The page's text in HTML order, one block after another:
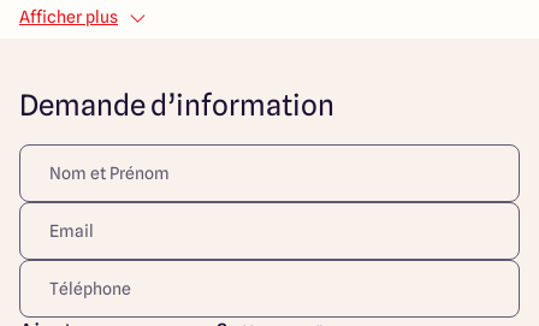
La maison à construire est un modèle traditionnel de 95
s'adapte parfaitement aux besoins des familles. La pièce
bons moments ensemble. Vous bénéficierez également
d'un garage de 20 m² attenant, pratique pour protéger
votre véhicule ou pour un espace de rangement
supplémentaire.
N'attendez plus pour envisager cette opportunité unique
alliant le confort, l'espace et la convivialité dans un cadre
de vie agréable et proche des commodités sur la
Afficher plus
Demande d’information